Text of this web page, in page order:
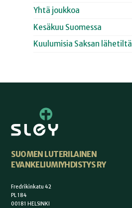
Yhtä joukkoa
Kesäkuu Suomessa
Kuulumisia Saksan lähetiltä
SUOMEN LUTERILAINEN
EVANKELIUMIYHDISTYS RY
Fredrikinkatu 42
PL 184
00181 HELSINKI